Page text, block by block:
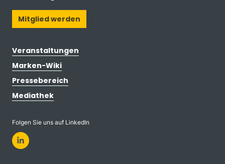
Mitglied werden
Veranstaltungen
Marken-Wiki
Pressebereich
Mediathek
Folgen Sie uns auf LinkedIn